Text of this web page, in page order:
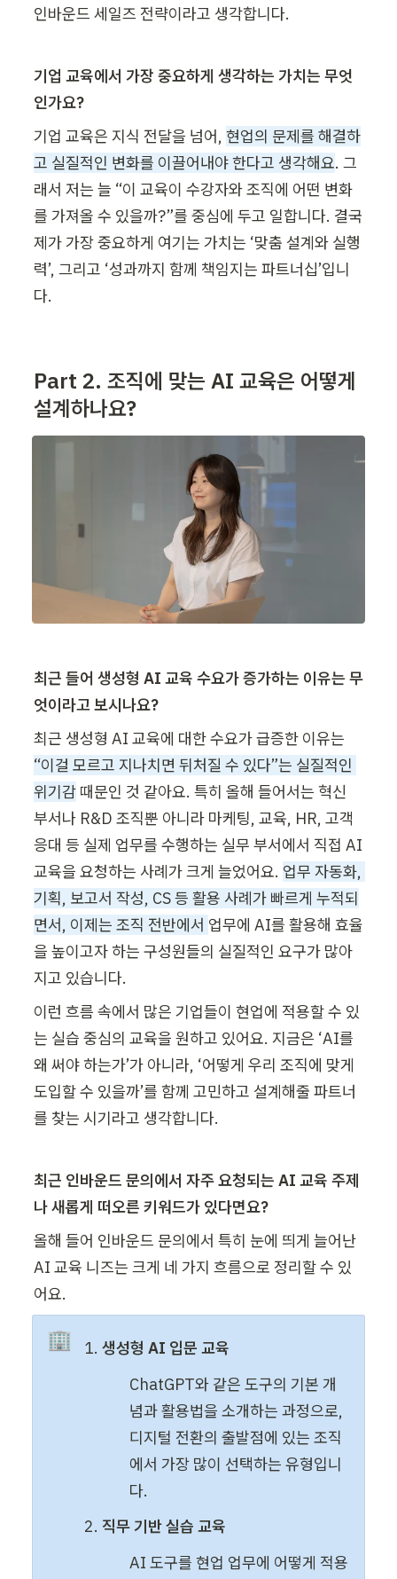
인바운드 세일즈 전략이라고 생각합니다.
기업 교육에서 가장 중요하게 생각하는 가치는 무엇
인가요?
기업 교육은 지식 전달을 넘어, 현업의 문제를 해결하
고 실질적인 변화를 이끌어내야 한다고 생각해요. 그
래서 저는 늘 “이 교육이 수강자와 조직에 어떤 변화
를 가져올 수 있을까?”를 중심에 두고 일합니다. 결국
제가 가장 중요하게 여기는 가치는 ‘맞춤 설계와 실행
력’, 그리고 ‘성과까지 함께 책임지는 파트너십’입니
다.
Part 2. 조직에 맞는 AI 교육은 어떻게
설계하나요?
최근 들어 생성형 AI 교육 수요가 증가하는 이유는 무
엇이라고 보시나요?
“이걸 모르고 지나치면 뒤처질 수 있다”는 실질적인
위기감 때문인 것 같아요. 특히 올해 들어서는 혁신
부서나 R&D 조직뿐 아니라 마케팅, 교육, HR, 고객
응대 등 실제 업무를 수행하는 실무 부서에서 직접 AI
교육을 요청하는 사례가 크게 늘었어요. 업무 자동화,
기획, 보고서 작성, CS 등 활용 사례가 빠르게 누적되
면서, 이제는 조직 전반에서 업무에 AI를 활용해 효율
을 높이고자 하는 구성원들의 실질적인 요구가 많아
지고 있습니다.
이런 흐름 속에서 많은 기업들이 현업에 적용할 수 있
는 실습 중심의 교육을 원하고 있어요. 지금은 ‘AI를
왜 써야 하는가’가 아니라, ‘어떻게 우리 조직에 맞게
도입할 수 있을까’를 함께 고민하고 설계해줄 파트너
를 찾는 시기라고 생각합니다.
최근 인바운드 문의에서 자주 요청되는 AI 교육 주제
나 새롭게 떠오른 키워드가 있다면요?
올해 들어 인바운드 문의에서 특히 눈에 띄게 늘어난
AI 교육 니즈는 크게 네 가지 흐름으로 정리할 수 있
어요.
🏢
생성형 AI 입문 교육
ChatGPT와 같은 도구의 기본 개
념과 활용법을 소개하는 과정으로,
디지털 전환의 출발점에 있는 조직
에서 가장 많이 선택하는 유형입니
다.
직무 기반 실습 교육
AI 도구를 현업 업무에 어떻게 적용